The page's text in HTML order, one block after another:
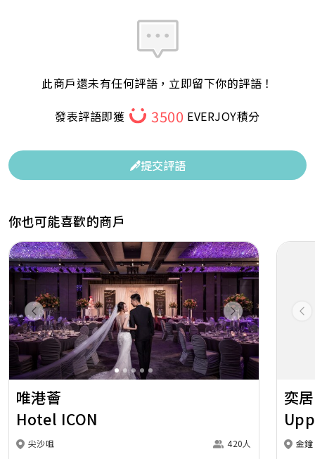
此商戶還未有任何評語，立即留下你的評語！
發表評語即獲
3500 EVERJOY積分
提交評語
你也可能喜歡的商戶
Previous Next
唯港薈
Hotel ICON
尖沙咀
420人
奕居
金鐘